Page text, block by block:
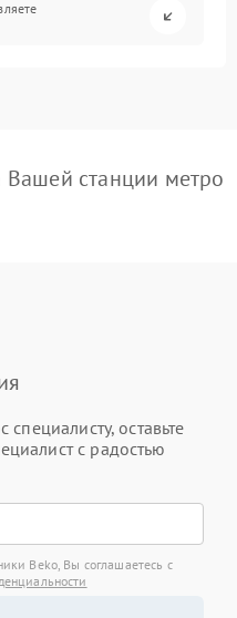
станции метро
специалисту, оставьте
с радостью
Beko, Вы соглашаетесь с